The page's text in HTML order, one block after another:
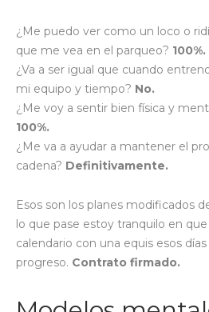
¿Me puedo ver como un loco o
que me vea en el parqueo? 100%.
¿Va a ser igual que cuando
mi equipo y tiempo? No.
¿Me voy a sentir bien física y
100%.
¿Me va a ayudar a mantener el
cadena? Definitivamente.
Esos son los planes modificados
lo que pase estoy tranquilo en
calendario con una equis esos
progreso. Contrato firmado.